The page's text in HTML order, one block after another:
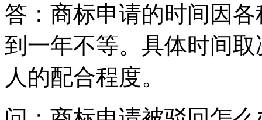
答：商标申请的时间因
到一年不等。具体时间
人的配合程度。